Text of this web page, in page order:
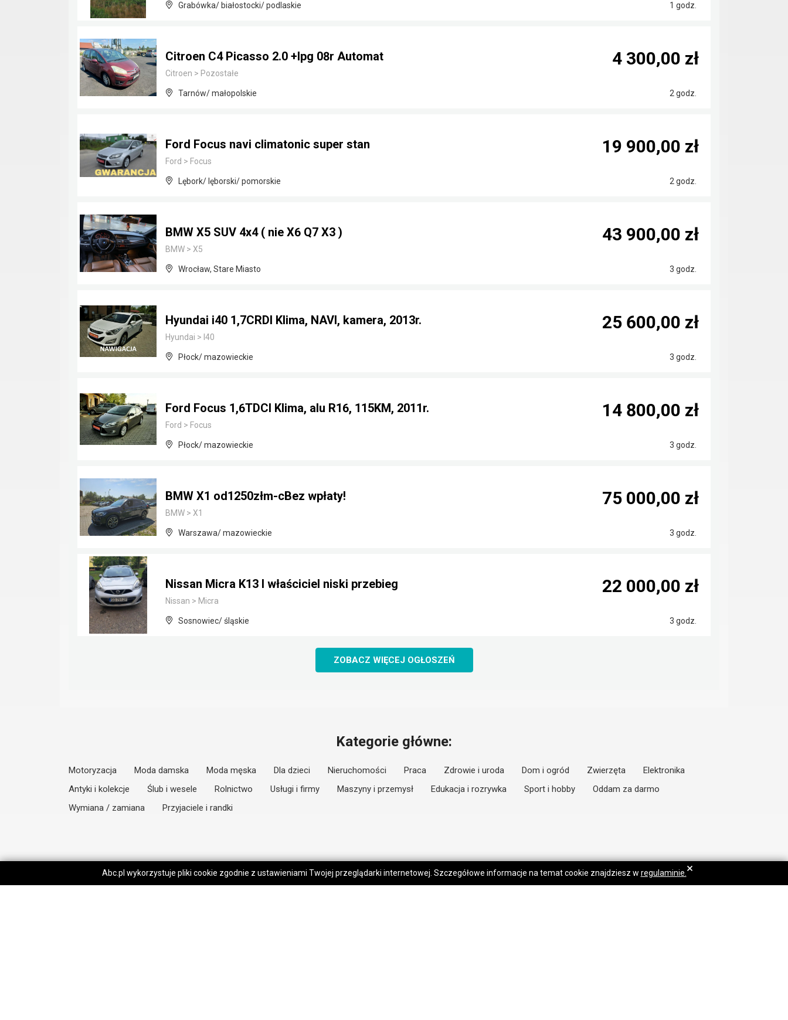
Grabówka/ białostocki/ podlaskie 1 godz.
Citroen C4 Picasso 2.0 +lpg 08r Automat
Citroen > Pozostałe
Tarnów/ małopolskie 2 godz.
4 300,00 zł
Ford Focus navi climatonic super stan
Ford > Focus
Lębork/ lęborski/ pomorskie 2 godz.
19 900,00 zł
BMW X5 SUV 4x4 ( nie X6 Q7 X3 )
BMW > X5
Wrocław, Stare Miasto 3 godz.
43 900,00 zł
Hyundai i40 1,7CRDI Klima, NAVI, kamera, 2013r.
Hyundai > I40
Płock/ mazowieckie 3 godz.
25 600,00 zł
Ford Focus 1,6TDCI Klima, alu R16, 115KM, 2011r.
Ford > Focus
Płock/ mazowieckie 3 godz.
14 800,00 zł
BMW X1 od1250złm-cBez wpłaty!
BMW > X1
Warszawa/ mazowieckie 3 godz.
75 000,00 zł
Nissan Micra K13 I właściciel niski przebieg
Nissan > Micra
Sosnowiec/ śląskie 3 godz.
22 000,00 zł
ZOBACZ WIĘCEJ OGŁOSZEŃ
Kategorie główne:
Motoryzacja Moda damska Moda męska Dla dzieci Nieruchomości Praca Zdrowie i uroda Dom i ogród Zwierzęta
Elektronika
Antyki i kolekcje
Ślub i wesele Rolnictwo Usługi i firmy Maszyny i przemysł Edukacja i rozrywka Sport i hobby
Oddam za darmo
Wymiana / zamiana
Przyjaciele i randki
Abc.pl wykorzystuje pliki cookie zgodnie z ustawieniami Twojej przeglądarki internetowej. Szczegółowe informacje na temat cookie znajdziesz w regulaminie. ×